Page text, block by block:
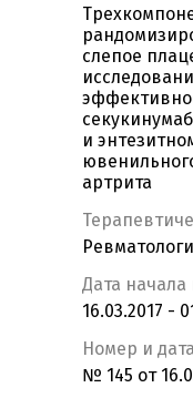
слепое
и
артрита
Дата
16.03.2017 -
Номер и
№ 145 от